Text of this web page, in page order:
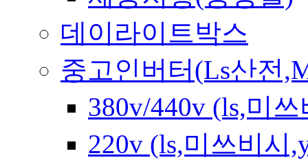
데이라이트박스
중고인버터(Ls산전
380v/440v (ls,미
220v (ls,미쓰비시